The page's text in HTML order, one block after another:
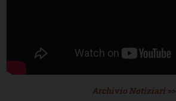
Archivio Notiziari >>